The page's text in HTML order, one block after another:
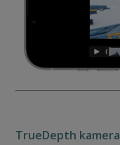
TrueDepth kamera